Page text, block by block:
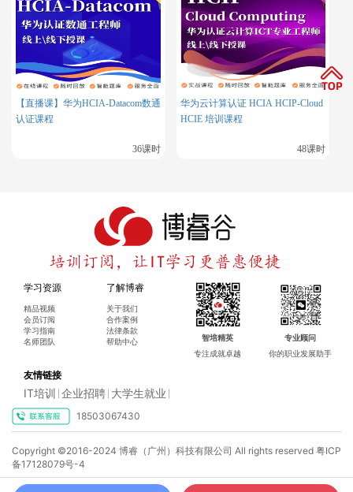
优惠的价格策略，确保了高性价比的IT培训服务。我们
并不会降低教学质量，反而是为了让更多的学习者能够
轻松获得专业课程。
四、会员订阅架构
为了让您先行体验我们的课程，我们推出了9.9元的7天
体验卡。如果您对我们的教学质量感到满意，可以选择
成为我们的会员，享受更多权益：
①新星会员：仅需199元/月，您就可以学习所有初级
课程，为您的IT学习之旅打下坚实基础。
②精英会员：1999元/月，开启中级课程的学习，进一
【直播课】华为HCIA-Datacom数通
认证课程
36课时
华为云计算认证 HCIA HCIP-Cloud
HCIE 培训课程
48课时
学习资源
精品视频
会员订阅
学习指南
名师团队
了解博睿
关于我们
合作案例
法律条款
帮助中心
智培精英
专注成就卓越
专业顾问
你的职业发展助手
友情链接
IT培训 企业招聘 大学生就业
18503067430
Copyright ©2016-2024 博睿（广州）科技有限公司 All rights reserved 粤ICP
备17128079号-4